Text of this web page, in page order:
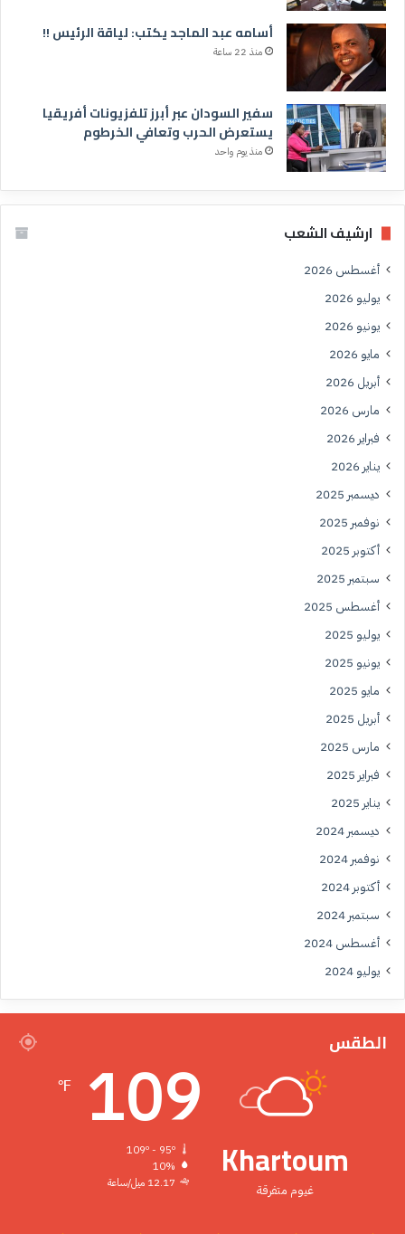
أسامه عبد الماجد يكتب: لياقة الرئيس !!
منذ 22 ساعة
سفير السودان عبر أبرز تلفزيونات أفريقيا
يستعرض الحرب وتعافي الخرطوم
منذ يوم واحد
ارشيف الشعب
أغسطس 2026
يوليو 2026
يونيو 2026
مايو 2026
أبريل 2026
مارس 2026
فبراير 2026
يناير 2026
ديسمبر 2025
نوفمبر 2025
أكتوبر 2025
سبتمبر 2025
أغسطس 2025
يوليو 2025
يونيو 2025
مايو 2025
أبريل 2025
مارس 2025
فبراير 2025
يناير 2025
ديسمبر 2024
نوفمبر 2024
أكتوبر 2024
سبتمبر 2024
أغسطس 2024
يوليو 2024
الطقس
Khartoum
غيوم متفرقة
109
℉
109º - 95º
10%
12.17 ميل/ساعة